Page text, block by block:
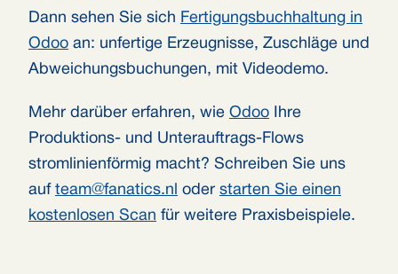
Dann sehen Sie sich Fertigungsbuchhaltung in
Odoo an: unfertige Erzeugnisse, Zuschläge und
Abweichungsbuchungen, mit Videodemo.
Mehr darüber erfahren, wie Odoo Ihre
Produktions- und Unterauftrags-Flows
stromlinienförmig macht? Schreiben Sie uns
auf team@fanatics.nl oder starten Sie einen
kostenlosen Scan für weitere Praxisbeispiele.